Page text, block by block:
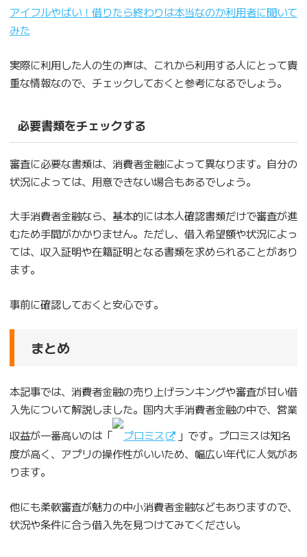
アイフルやばい！借りたら終わりは本当なのか利用者に聞いて
みた
実際に利用した人の生の声は、これから利用する人にとって貴
重な情報なので、チェックしておくと参考になるでしょう。
必要書類をチェックする
審査に必要な書類は、消費者金融によって異なります。自分の
状況によっては、用意できない場合もあるでしょう。
大手消費者金融なら、基本的には本人確認書類だけで審査が進
むため手間がかかりません。ただし、借入希望額や状況によっ
ては、収入証明や在籍証明となる書類を求められることがあり
ます。
事前に確認しておくと安心です。
まとめ
本記事では、消費者金融の売り上げランキングや審査が甘い借
入先について解説しました。国内大手消費者金融の中で、営業
収益が一番高いのは「
プロミス
」です。プロミスは知名
度が高く、アプリの操作性がいいため、幅広い年代に人気があ
ります。
他にも柔軟審査が魅力の中小消費者金融などもありますので、
状況や条件に合う借入先を見つけてみてください。